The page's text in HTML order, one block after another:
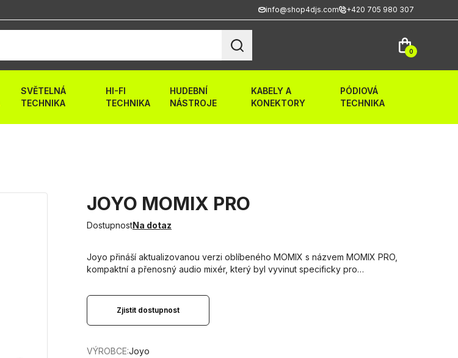
info@shop4djs.com +420 705 980 307
0
SVĚTELNÁ
TECHNIKA
HI-FI
TECHNIKA
HUDEBNÍ
NÁSTROJE
KABELY A
KONEKTORY
PÓDIOVÁ
TECHNIKA
JOYO MOMIX PRO
DostupnostNa dotaz
Joyo přináší aktualizovanou verzi oblíbeného MOMIX s názvem MOMIX PRO,
kompaktní a přenosný audio mixér, který byl vyvinut specificky pro…
Zjistit dostupnost
VÝROBCE:Joyo